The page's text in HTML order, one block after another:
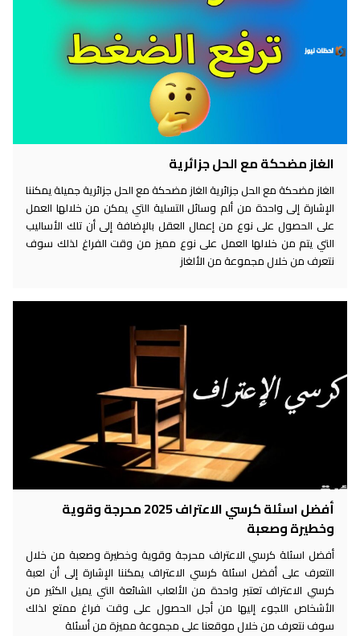
مضحكة مع الحل جزائرية
مضحكة مع الحل جزائرية الغاز مضحكة مع الحل جزائرية جميلة يمكننا
إلى واحدة من ألم وسائل التسلية التي يمكن من خلالها العمل
الحصول على نوع من إعمال العقل بالإضافة إلى أن تلك الأساليب
يتم من خلالها العمل على نوع مميز من وقت الفراغ لذلك سوف
من خلال مجموعة من الألغاز
أفضل اسئلة كرسي الاعتراف 2025 محرجة وقوية
وصعبة
اسئلة كرسي الاعتراف محرجة وقوية وخطيرة وصعبة من خلال
على أفضل اسئلة كرسي الاعتراف يمكننا الإشارة إلى أن لعبة
الاعتراف تعتبر واحدة من الألعاب الشائعة التي يميل الكثير من
اللجوء إليها من أجل الحصول على وقت فراغ ممتع لذلك
نتعرف من خلال موقعنا على مجموعة مميزة من أسئلة